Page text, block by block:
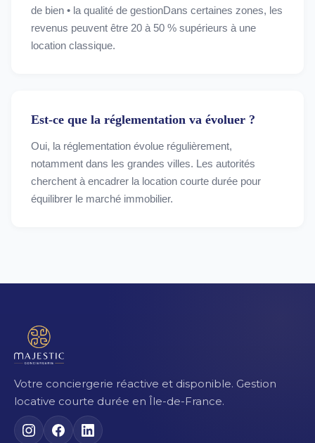
de bien • la qualité de gestionDans certaines zones, les
revenus peuvent être 20 à 50 % supérieurs à une
location classique.
Est-ce que la réglementation va évoluer ?
Oui, la réglementation évolue régulièrement,
notamment dans les grandes villes. Les autorités
cherchent à encadrer la location courte durée pour
équilibrer le marché immobilier.
Votre conciergerie réactive et disponible. Gestion
locative courte durée en Île-de-France.